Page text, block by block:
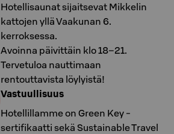
Hotellisaunat sijaitsevat Mikkelin
kattojen yllä Vaakunan 6.
kerroksessa.
Avoinna päivittäin klo 18–21.
Tervetuloa nauttimaan
rentouttavista löylyistä!
Vastuullisuus
Hotellillamme on Green Key -
sertifikaatti sekä Sustainable Travel